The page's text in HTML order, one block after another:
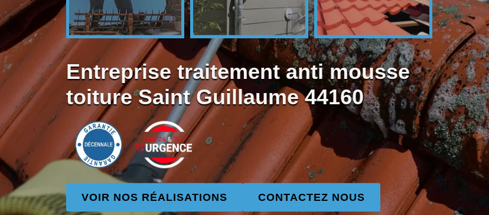
Entreprise traitement anti mousse
toiture Saint Guillaume 44160
VOIR NOS RÉALISATIONS CONTACTEZ NOUS